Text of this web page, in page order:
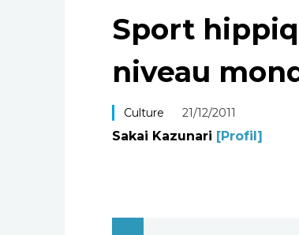
Sport
niveau
Culture 21/12/2011
Sakai Kazunari [Profil]